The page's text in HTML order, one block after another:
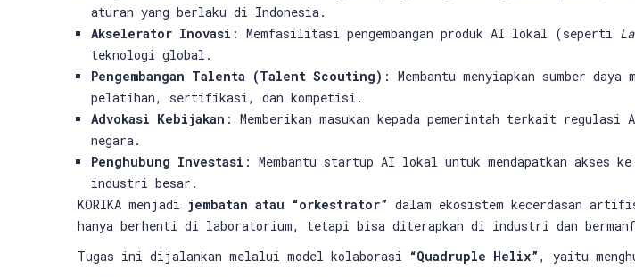
aturan yang berlaku di Indonesia.
Akselerator Inovasi : Memfasilitasi pengembangan produk AI lokal (seperti
teknologi global.
Pengembangan Talenta (Talent Scouting) : Membantu menyiapkan sumber
pelatihan, sertifikasi, dan kompetisi.
Advokasi Kebijakan : Memberikan masukan kepada pemerintah terkait regulasi
negara.
Penghubung Investasi : Membantu startup AI lokal untuk mendapatkan akses ke
industri besar.
KORIKA menjadi jembatan atau “orkestrator” dalam ekosistem kecerdasan
hanya berhenti di laboratorium, tetapi bisa diterapkan di industri dan
Tugas ini dijalankan melalui model kolaborasi “Quadruple Helix” , yaitu